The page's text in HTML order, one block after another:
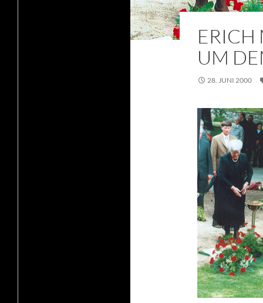
ERICH
UM
28. JUNI 2000